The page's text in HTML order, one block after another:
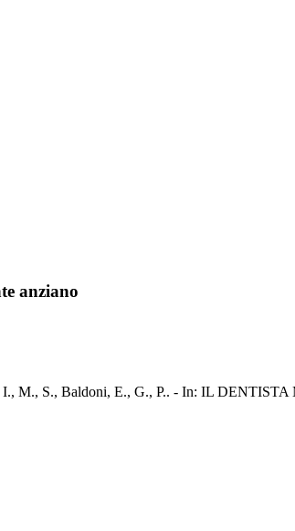
anziano
I., M., S., Baldoni, E., G., P.. - In: IL